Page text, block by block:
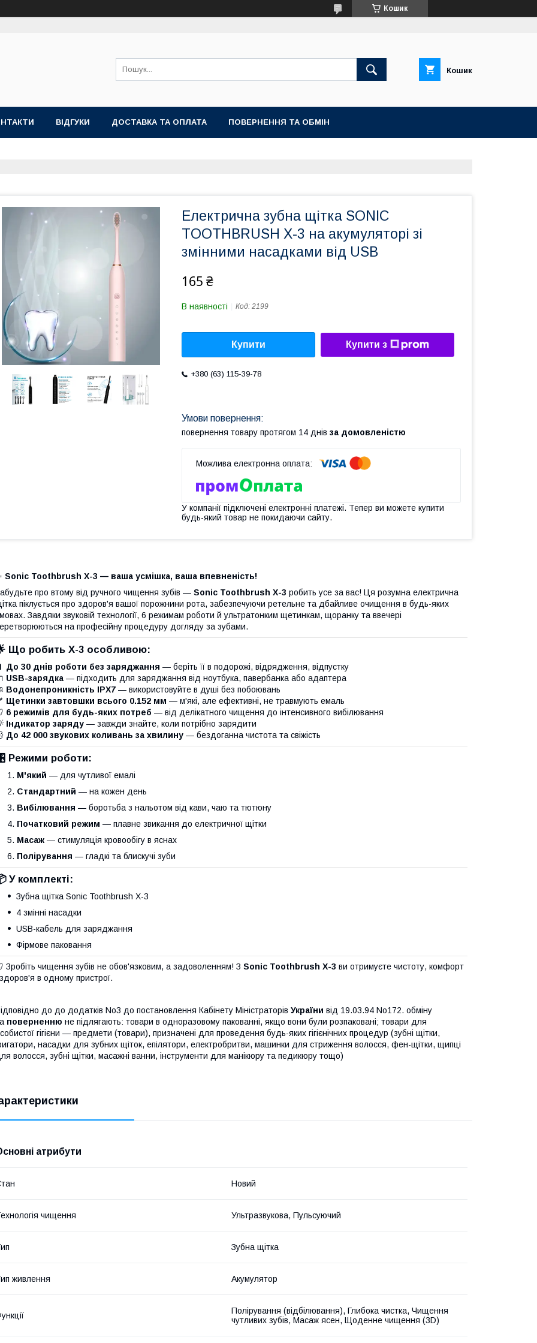
Кошик
Кошик
ВІДГУКИ ДОСТАВКА ТА ОПЛАТА ПОВЕРНЕННЯ ТА ОБМІН
Електрична зубна щітка SONIC
TOOTHBRUSH X-3 на акумуляторі зі
змінними насадками від USB
165 ₴
В наявності Код: 2199
Купити Купити з
+380 (63) 115-39-78
повернення товару протягом 14 днів за домовленістю
У компанії підключені електронні платежі. Тепер ви можете купити
будь-який товар не покидаючи сайту.
Sonic Toothbrush X-3 — ваша усмішка, ваша впевненість!
про втому від ручного чищення зубів — Sonic Toothbrush X-3 робить усе за вас! Ця розумна електрична
піклується про здоров'я вашої порожнини рота, забезпечуючи ретельне та дбайливе очищення в будь-яких
Завдяки звуковій технології, 6 режимам роботи й ультратонким щетинкам, щоранку та ввечері
на професійну процедуру догляду за зубами.
Що робить X-3 особливою:
До 30 днів роботи без заряджання — беріть її в подорожі, відрядження, відпустку
USB-зарядка — підходить для заряджання від ноутбука, павербанка або адаптера
Водонепроникність IPX7 — використовуйте в душі без побоювань
Щетинки завтовшки всього 0.152 мм — м'які, але ефективні, не травмують емаль
6 режимів для будь-яких потреб — від делікатного чищення до інтенсивного вибілювання
Індикатор заряду — завжди знайте, коли потрібно зарядити
До 42 000 звукових коливань за хвилину — бездоганна чистота та свіжість
Режими роботи:
М'який — для чутливої емалі
Стандартний — на кожен день
Вибілювання — боротьба з нальотом від кави, чаю та тютюну
Початковий режим — плавне звикання до електричної щітки
Масаж — стимуляція кровообігу в яснах
Полірування — гладкі та блискучі зуби
У комплекті:
Зубна щітка Sonic Toothbrush X-3
4 змінні насадки
USB-кабель для заряджання
Фірмове паковання
Зробіть чищення зубів не обов'язковим, а задоволенням! З Sonic Toothbrush X-3 ви отримуєте чистоту, комфорт
здоров'я в одному пристрої.
до до додатків No3 до постановлення Кабінету Міністраторів України від 19.03.94 No172. обміну
поверненню не підлягають: товари в одноразовому пакованні, якщо вони були розпаковані; товари для
гігієни — предмети (товари), призначені для проведення будь-яких гігієнічних процедур (зубні щітки,
насадки для зубних щіток, епілятори, електробритви, машинки для стриження волосся, фен-щітки, щипці
волосся, зубні щітки, масажні ванни, інструменти для манікюру та педикюру тощо)
атрибути
Новий
чищення Ультразвукова, Пульсуючий
Зубна щітка
живлення Акумулятор
Полірування (відбілювання), Глибока чистка, Чищення
чутливих зубів, Масаж ясен, Щоденне чищення (3D)